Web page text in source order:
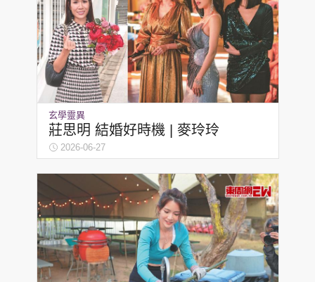
玄學靈異
莊思明 結婚好時機 | 麥玲玲
2026-06-27